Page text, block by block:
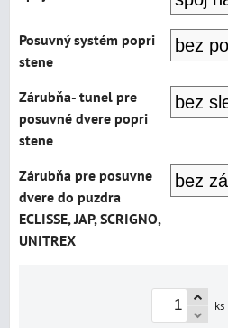
Posuvný systém popri
stene
Zárubňa- tunel pre
posuvné dvere popri
stene
Zárubňa pre posuvne
dvere do puzdra
ECLISSE, JAP, SCRIGNO,
UNITREX
ks